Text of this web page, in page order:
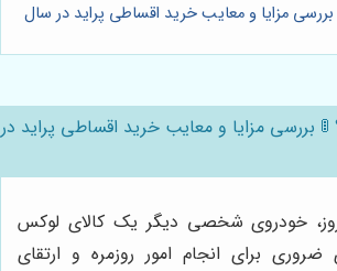
بررسی مزایا و معایب خرید اقساطی پراید در سال
🚦 بررسی مزایا و معایب خرید اقساطی پراید در
خودروی شخصی دیگر یک کالای لوکس
ضروری برای انجام امور روزمره و ارتقای